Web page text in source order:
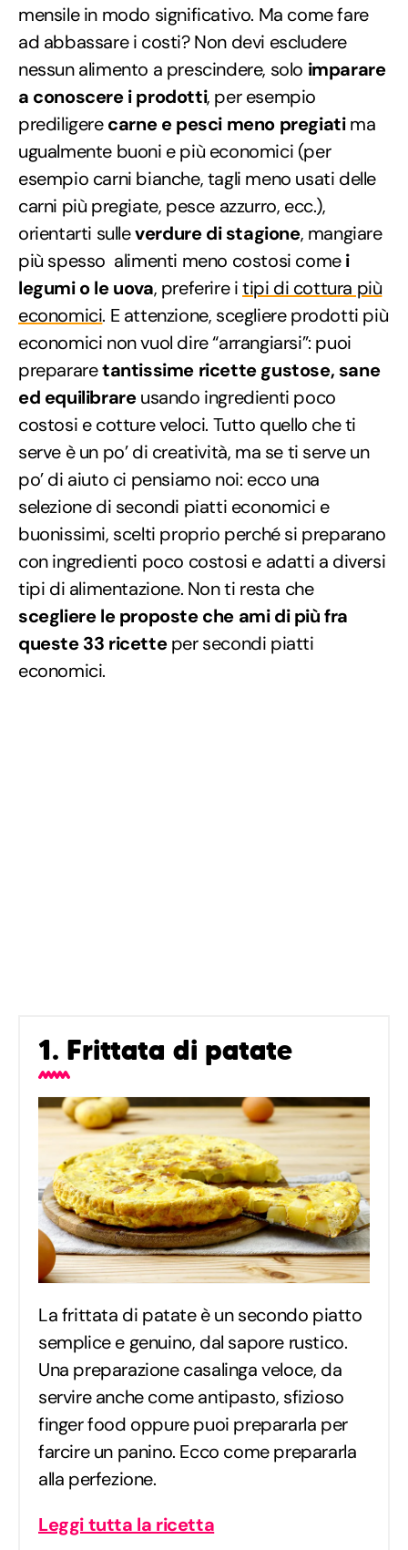
mensile in modo significativo. Ma come fare
ad abbassare i costi? Non devi escludere
nessun alimento a prescindere, solo imparare
a conoscere i prodotti, per esempio
prediligerecarne e pesci meno pregiatima
ugualmente buoni e più economici (per
esempio carni bianche, tagli meno usati delle
carni più pregiate, pesce azzurro, ecc.),
orientarti sulleverdure di stagione, mangiare
più spesso alimenti meno costosi comei
legumi o le uova, preferire itipi di cottura più
economici. E attenzione, scegliere prodotti più
economici non vuol dire “arrangiarsi”: puoi
prepararetantissime ricette gustose, sane
ed equilibrareusando ingredienti poco
costosi e cotture veloci. Tutto quello che ti
serve è un po’ di creatività, ma se ti serve un
po’ di aiuto ci pensiamo noi: ecco una
selezione di secondi piatti economici e
buonissimi, scelti proprio perché si preparano
con ingredienti poco costosi e adatti a diversi
tipi di alimentazione. Non ti resta che
scegliere le proposte che ami di più fra
queste 33 ricetteper secondi piatti
economici.
1. Frittata di patate
La frittata di patate è un secondo piatto
semplice e genuino, dal sapore rustico.
Una preparazione casalinga veloce, da
servire anche come antipasto, sfizioso
finger food oppure puoi prepararla per
farcire un panino. Ecco come prepararla
alla perfezione.
Leggi tutta la ricetta